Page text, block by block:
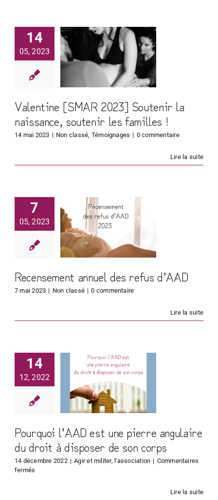
14
05, 2023
2023]
la
les
!
Valentine [SMAR 2023] Soutenir la
naissance, soutenir les familles !
14 mai 2023 | Non classé, Témoignages | 0 commentaire
Lire la suite
7
05, 2023
des
d’AAD
Recensement annuel des refus d’AAD
7 mai 2023 | Non classé | 0 commentaire
Lire la suite
14
12, 2022
est une
du
à
corps
Pourquoi l’AAD est une pierre angulaire
du droit à disposer de son corps
14 décembre 2022 | Agir et militer, l'association | Commentaires
fermés
Lire la suite